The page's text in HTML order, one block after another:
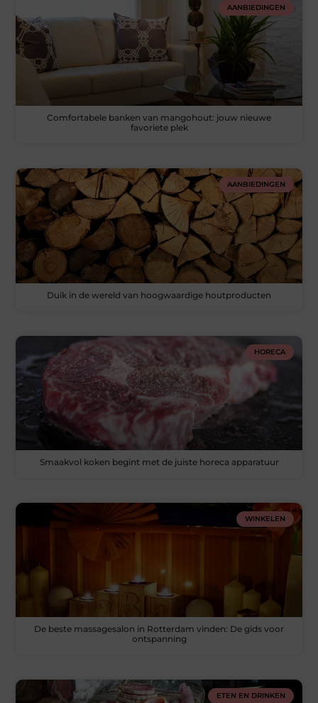
AANBIEDINGEN
Comfortabele banken van mangohout: jouw nieuwe
favoriete plek
AANBIEDINGEN
Duik in de wereld van hoogwaardige houtproducten
HORECA
Smaakvol koken begint met de juiste horeca apparatuur
WINKELEN
De beste massagesalon in Rotterdam vinden: De gids voor
ontspanning
ETEN EN DRINKEN